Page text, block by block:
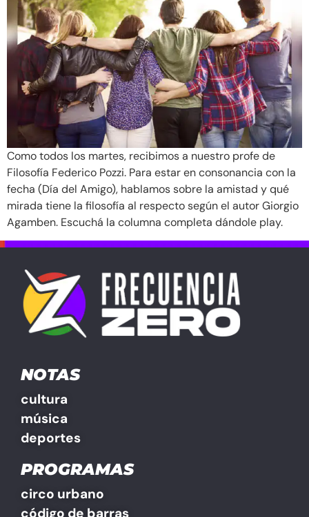
Como todos los martes, recibimos a nuestro profe de
Filosofía Federico Pozzi. Para estar en consonancia con la
fecha (Día del Amigo), hablamos sobre la amistad y qué
mirada tiene la filosofía al respecto según el autor Giorgio
Agamben. Escuchá la columna completa dándole play.
NOTAS
cultura
música
deportes
PROGRAMAS
circo urbano
código de barras